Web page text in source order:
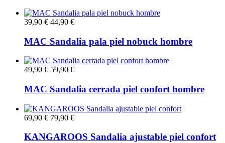
39,90 € 44,90 €
MAC Sandalia pala piel nobuck hombre
49,90 € 59,90 €
MAC Sandalia cerrada piel confort hombre
69,90 € 79,90 €
KANGAROOS Sandalia ajustable piel confort